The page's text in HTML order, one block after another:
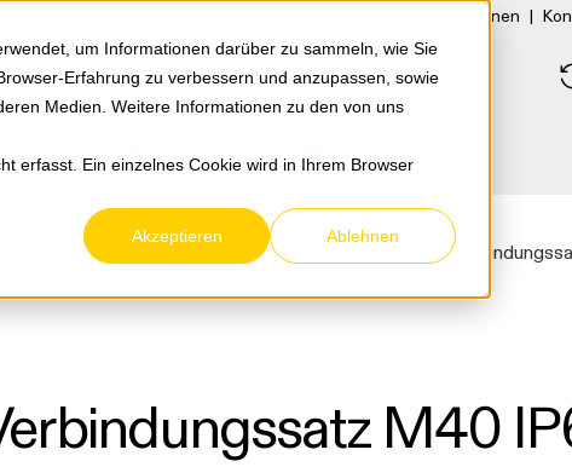
um Informationen darüber zu sammeln, wie Sie
Erfahrung zu verbessern und anzupassen, sowie
Medien. Weitere Informationen zu den von uns
erfasst. Ein einzelnes Cookie wird in Ihrem Browser
Akzeptieren Ablehnen
Ihre Ansprechpartner:innen |
Karriere Über eltric
Wandverteiler Pryma-Serie
M40